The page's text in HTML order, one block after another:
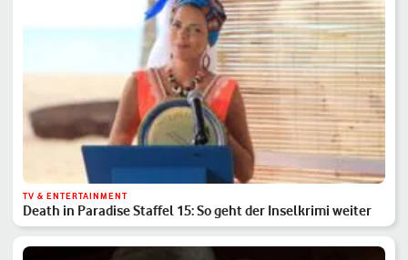
TV & ENTERTAINMENT
Death in Paradise Staffel 15: So geht der Inselkrimi weiter